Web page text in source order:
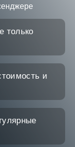
только
и